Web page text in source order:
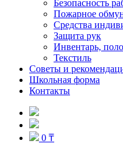
Безопасность
Пожарное
Средства
Защита рук
Инвентарь,
Текстиль
Советы и
Школьная форма
Контакты
0 ₸